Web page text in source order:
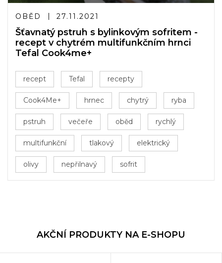
OBĚD 27.11.2021
Šťavnatý pstruh s bylinkovým sofritem -
recept v chytrém multifunkčním hrnci
Tefal Cook4me+
recept Tefal recepty
Cook4Me+ hrnec chytrý ryba
pstruh večeře oběd rychlý
multifunkční tlakový elektrický
olivy nepřilnavý sofrit
AKČNÍ PRODUKTY NA E-SHOPU